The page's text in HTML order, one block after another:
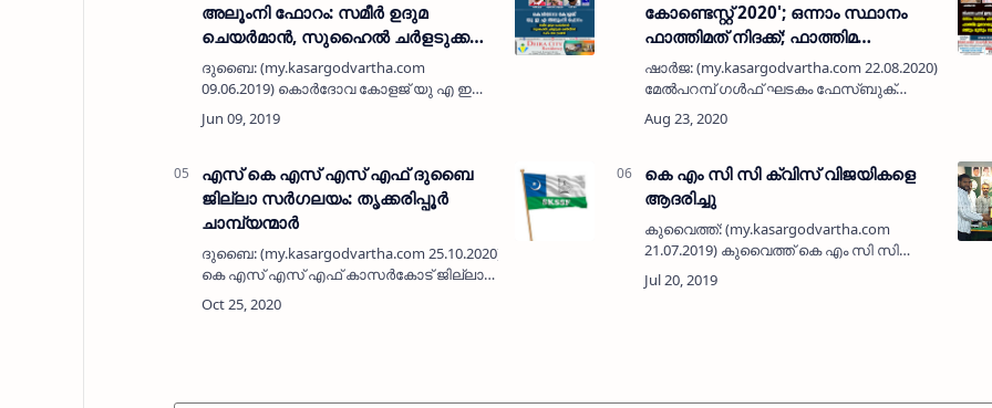
അലൂംനി ഫോറം: സമീര്‍ ഉദുമ
ചെയര്‍മാന്‍, സുഹൈല്‍ ചര്‍ളടുക്ക
കണ്‍വീനര്‍, റഹീം മാര ട്രഷറര്‍
ദുബൈ: (my.kasargodvartha.com
09.06.2019) കൊര്‍ദോവ കോളജ് യു എ ഇ
അലൂംനി ഫോറം രൂപീകരിച്ചു. ദേര
നായിഫില്‍ നടന്ന യോഗത്തില്‍ സമീര്‍
ചര്‍ളടുക്കയെ …
കോണ്ടെസ്റ്റ് 2020'; ഒന്നാം സ്ഥാനം
ഫാത്തിമത് നിദക്ക്; ഫാത്തിമ
ഇനാറയും ഫർഹാൻ ഹനീഫും രണ്ടും
മൂന്നും സ്ഥാനത്ത്
ഷാർജ: (my.kasargodvartha.com 22.08.2020)
മേൽപറമ്പ് ഗൾഫ് ഘടകം ഫേസ്ബുക്
പേജിൽ സംഘടിപ്പിച്ച 'ജിംഖാന പ്രൗഡ്
ഇന്ത്യ വീഡിയോ കോണ്ടെസ്റ്റ് 2020'
എസ് കെ എസ് എസ് എഫ് ദുബൈ
ജില്ലാ സർഗലയം: തൃക്കരിപ്പൂർ
ചാമ്പ്യന്മാർ
ദുബൈ: (my.kasargodvartha.com 25.10.2020) എസ്
കെ എസ് എസ് എഫ് കാസർകോട് ജില്ലാ
ദുബൈ ജില്ലാ സർഗലയത്തിൽ
തൃക്കരിപ്പൂർ ചാമ്പ്യന്മാരായി.
കെ എം സി സി ക്വിസ് വിജയികളെ
ആദരിച്ചു
കുവൈത്ത്: (my.kasargodvartha.com
21.07.2019) കുവൈത്ത് കെ എം സി സി
കാസര്‍കോട് മണ്ഡലം കമ്മിറ്റി റജബ്
കാര്‍ഗോയുമായി സഹകരിച്ചു കൊണ്ട്